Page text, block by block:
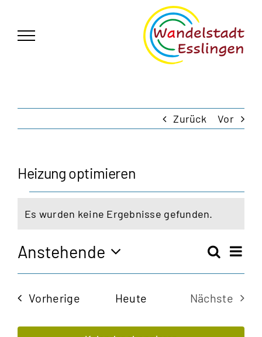
springen
Zurück Vor
Heizung optimieren
Veranstaltungen
Hinweis
Es wurden keine Ergebnisse gefunden.
und
Suche
Anstehende
Datum
VorherigeVeranstaltungen
Heute
Nächste